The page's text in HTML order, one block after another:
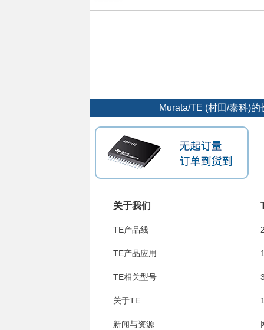
Murata/TE (村田/泰科)
关于我们
TE产品线
TE产品应用
TE相关型号
关于TE
新闻与资源